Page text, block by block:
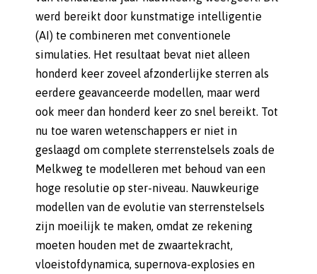
werd bereikt door kunstmatige intelligentie
(AI) te combineren met conventionele
simulaties. Het resultaat bevat niet alleen
honderd keer zoveel afzonderlijke sterren als
eerdere geavanceerde modellen, maar werd
ook meer dan honderd keer zo snel bereikt. Tot
nu toe waren wetenschappers er niet in
geslaagd om complete sterrenstelsels zoals de
Melkweg te modelleren met behoud van een
hoge resolutie op ster-niveau. Nauwkeurige
modellen van de evolutie van sterrenstelsels
zijn moeilijk te maken, omdat ze rekening
moeten houden met de zwaartekracht,
vloeistofdynamica, supernova-explosies en